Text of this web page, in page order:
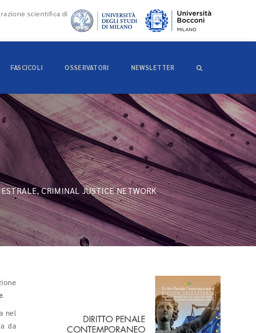
scientifica di
FASCICOLI OSSERVATORI NEWSLETTER
CRIMINAL JUSTICE NETWORK
.
nel
da